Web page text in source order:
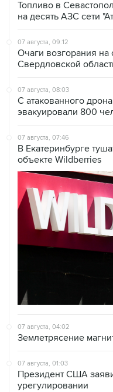
Топливо в
на десять АЗС сети
07 августа, 09:12
Очаги возгорания на
Свердловской
07 августа, 08:03
С атакованного
эвакуировали 800
07 августа, 07:46
В Екатеринбурге
объекте Wildberries
07 августа, 04:02
Землетрясение
07 августа, 01:03
Президент США
урегулировании